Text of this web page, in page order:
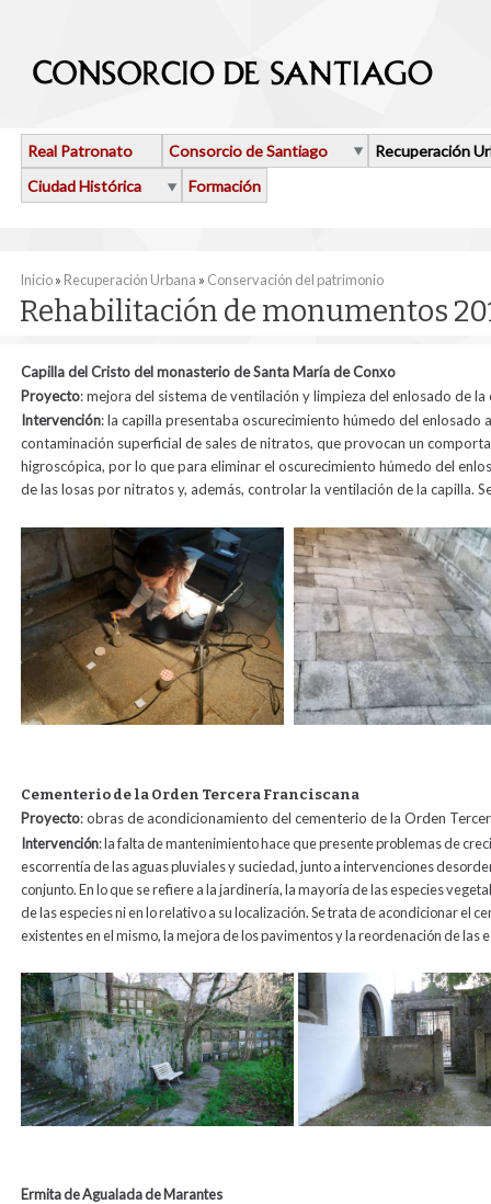
Real Patronato Consorcio de Santiago
Recuperación
Ciudad Histórica
Formación
Se encuentra usted aquí
Inicio» Recuperación Urbana » Conservación del patrimonio
Rehabilitación de monumentos
Capilla del Cristo del monasterio de Santa María de Conxo
Proyecto: mejora del sistema de ventilación y limpieza del enlosado de la
Intervención: la capilla presentaba oscurecimiento húmedo del enlosado
contaminación superficial de sales de nitratos, que provocan un
higroscópica, por lo que para eliminar el oscurecimiento húmedo del
de las losas por nitratos y, además, controlar la ventilación de la capilla.
Cementerio de la Orden Tercera Franciscana
Proyecto: obrasde acondicionamiento del cementerio de la Orden
Intervención: la falta de mantenimiento hace que presente problemas de
escorrentía de las aguas pluviales y suciedad, junto a intervenciones
conjunto. En lo que se refiere a la jardinería, la mayoría de las especies
de las especies ni en lo relativo a su localización. Se trata de acondicionar el
existentes en el mismo, la mejora de los pavimentos y la reordenación de las
Ermita de Agualada de Marantes